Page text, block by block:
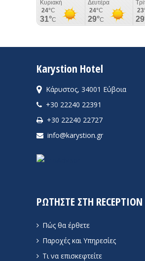
Karystion Hotel
Κάρυστος, 34001 Εύβοια
+30 22240 22391
+30 22240 22727
info@karystion.gr
ΡΩΤΗΣΤΕ ΣΤΗ RECEPTION
Πώς θα έρθετε
Παροχές και Υπηρεσίες
Τι να επισκεφτείτε